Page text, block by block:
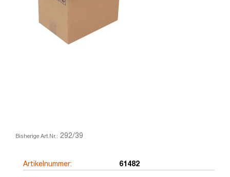
Bisherige Art.Nr.: 292/39
Artikelnummer: 61482